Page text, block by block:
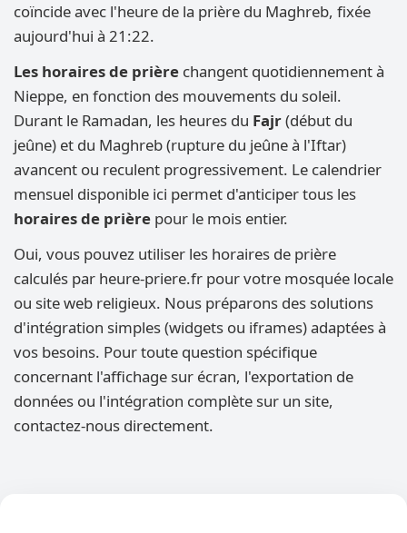
coïncide avec l'heure de la prière du Maghreb, fixée
aujourd'hui à 21:22.
Les horaires de prière changent quotidiennement à
Nieppe, en fonction des mouvements du soleil.
Durant le Ramadan, les heures du Fajr(début du
jeûne) et du Maghreb (rupture du jeûne à l'Iftar)
avancent ou reculent progressivement. Le calendrier
mensuel disponible ici permet d'anticiper tous les
horaires de prière pour le mois entier.
Oui, vous pouvez utiliser les horaires de prière
calculés par heure-priere.fr pour votre mosquée locale
ou site web religieux. Nous préparons des solutions
d'intégration simples (widgets ou iframes) adaptées à
vos besoins. Pour toute question spécifique
concernant l'affichage sur écran, l'exportation de
données ou l'intégration complète sur un site,
contactez-nous directement.